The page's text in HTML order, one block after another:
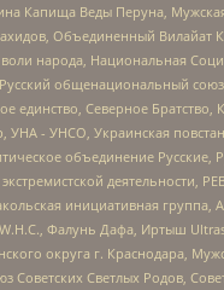
Капища Веды Перуна,
Объединенный Вилайат
народа, Национальная
общенациональный
единство, Северное Братство,
- УНСО, Украинская
объединение Русские,
деятельности,
инициативная группа,
Фалунь Дафа, Иртыш
округа г. Краснодара,
Светлых Родов,